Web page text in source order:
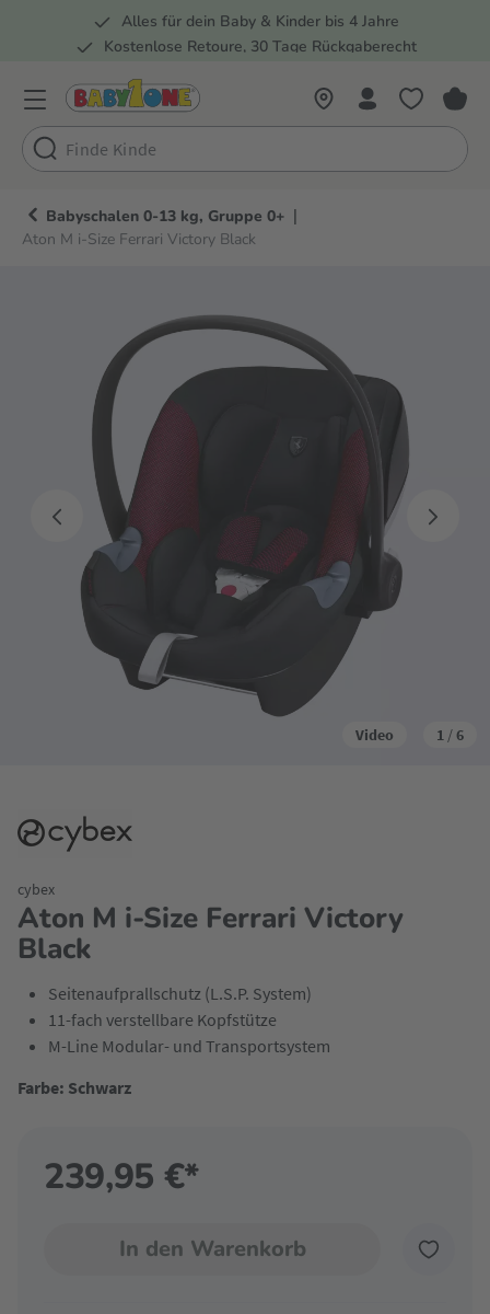
Zur Hauptnavigation springen
Alles für dein Baby & Kinder bis 4 Jahre
Kostenlose Retoure, 30 Tage Rückgaberecht
Babyschalen 0-13 kg, Gruppe 0+ |
Aton M i-Size Ferrari Victory Black
Video 1 /6
Aton M i-Size Ferrari Victory
Black
cybex
Seitenaufprallschutz (L.S.P. System)
11-fach verstellbare Kopfstütze
M-Line Modular- und Transportsystem
Farbe: Schwarz
239,95 €*
In den Warenkorb